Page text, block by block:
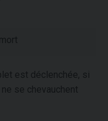
est déclenchée, si
se chevauchent